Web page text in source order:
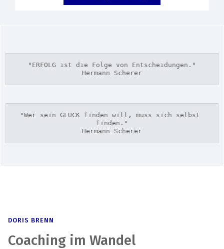
"ERFOLG ist die Folge von Entscheidungen."
Hermann Scherer
"Wer sein GLÜCK finden will, muss sich selbst
finden."
Hermann Scherer
DORIS BRENN
Coaching im Wandel